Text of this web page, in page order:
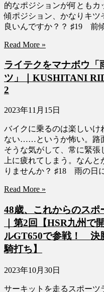
的なポジションが何とも
傾ポジション、かなりキツ
良いんですか？？ ♯19 前
Read More »
ライテクをマナボウ「
ツ」｜KUSHITANI
2
2023年11月15日
バイクに乗るのは楽しいけ
ない……というか怖い。路
そうな気がして、常に緊
上に疲れてしまう。なん
りませんか？ ♯18 雨の日
Read More »
48歳、これからのス
｜第2回【HSR九州で
ルGT650で参戦！ 決
騎打ち】
2023年10月30日
サーキットを走るスポー